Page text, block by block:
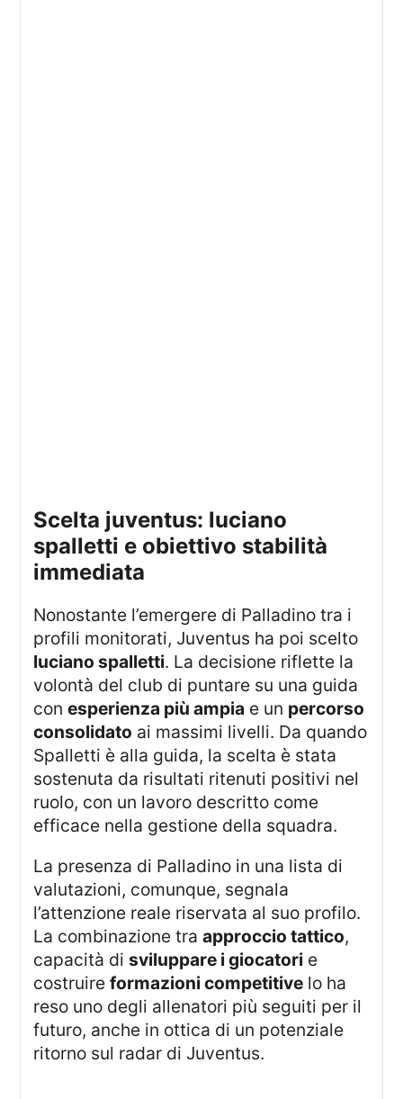
scelta juventus: luciano
spalletti e obiettivo stabilità
immediata
Nonostante l’emergere di Palladino tra i
profili monitorati, Juventus ha poi scelto
luciano spalletti. La decisione riflette la
volontà del club di puntare su una guida
conesperienza più ampia e un percorso
consolidato ai massimi livelli. Da quando
Spalletti è alla guida, la scelta è stata
sostenuta da risultati ritenuti positivi nel
ruolo, con un lavoro descritto come
efficace nella gestione della squadra.
La presenza di Palladino in una lista di
valutazioni, comunque, segnala
l’attenzione reale riservata al suo profilo.
La combinazione traapproccio tattico,
capacità disviluppare i giocatori e
costruireformazioni competitive lo ha
reso uno degli allenatori più seguiti per il
futuro, anche in ottica di un potenziale
ritorno sul radar di Juventus.